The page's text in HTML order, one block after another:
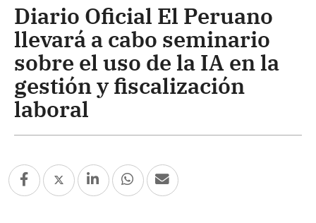
Diario Oficial El Peruano
llevará a cabo seminario
sobre el uso de la IA en la
gestión y fiscalización
laboral